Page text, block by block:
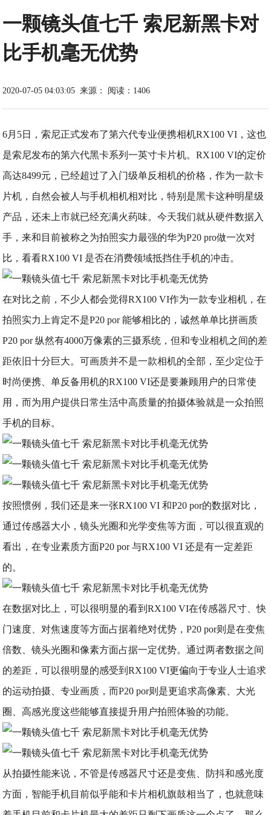
一颗镜头值七千 索尼新黑卡对
比手机毫无优势
2020-07-05 04:03:05 来源： 阅读：1406
6月5日，索尼正式发布了第六代专业便携相机RX100 VI，这也
是索尼发布的第六代黑卡系列一英寸卡片机。RX100 VI的定价
高达8499元，已经超过了入门级单反相机的价格，作为一款卡
片机，自然会被人与手机相机相对比，特别是黑卡这种明星级
产品，还未上市就已经充满火药味。今天我们就从硬件数据入
手，来和目前被称之为拍照实力最强的华为P20 pro做一次对
比，看看RX100 VI 是否在消费领域抵挡住手机的冲击。
在对比之前，不少人都会觉得RX100 VI作为一款专业相机，在
拍照实力上肯定不是P20 por 能够相比的，诚然单单比拼画质
P20 por 纵然有4000万像素的三摄系统，但和专业相机之间的差
距依旧十分巨大。可画质并不是一款相机的全部，至少定位于
时尚便携、单反备用机的RX100 VI还是要兼顾用户的日常使
用，而为用户提供日常生活中高质量的拍摄体验就是一众拍照
手机的目标。
按照惯例，我们还是来一张RX100 VI 和P20 por的数据对比，
通过传感器大小，镜头光圈和光学变焦等方面，可以很直观的
看出，在专业素质方面P20 por 与RX100 VI 还是有一定差距
的。
在数据对比上，可以很明显的看到RX100 VI在传感器尺寸、快
门速度、对焦速度等方面占据着绝对优势，P20 por则是在变焦
倍数、镜头光圈和像素方面占据一定优势。通过两者数据之间
的差距，可以很明显的感受到RX100 VI更偏向于专业人士追求
的运动拍摄、专业画质，而P20 por则是更追求高像素、大光
圈、高感光度这些能够直接提升用户拍照体验的功能。
从拍摄性能来说，不管是传感器尺寸还是变焦、防抖和感光度
方面，智能手机目前似乎能和卡片相机旗鼓相当了，也就意味